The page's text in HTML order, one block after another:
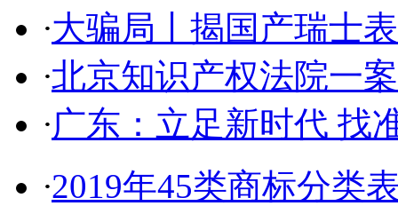
·大骗局丨揭国产瑞士
·北京知识产权法院一
·广东：立足新时代 找
·2019年45类商标分类